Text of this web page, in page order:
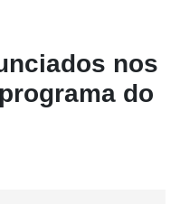
nos
do